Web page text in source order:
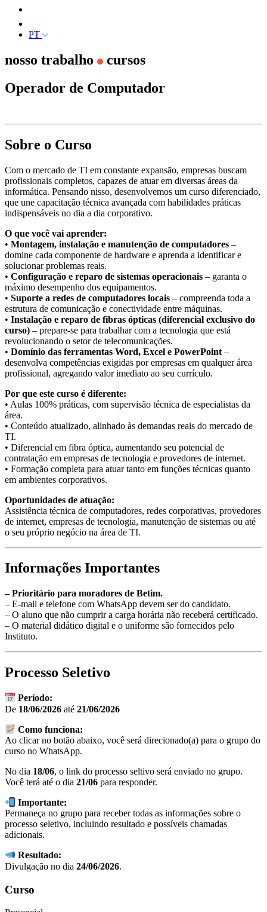
PT
nosso trabalho
cursos
Operador de Computador
Sobre o Curso
Com o mercado de TI em constante expansão, empresas buscam
profissionais completos, capazes de atuar em diversas áreas da
informática. Pensando nisso, desenvolvemos um curso diferenciado,
que une capacitação técnica avançada com habilidades práticas
indispensáveis no dia a dia corporativo.
O que você vai aprender:
• Montagem, instalação e manutenção de computadores –
domine cada componente de hardware e aprenda a identificar e
solucionar problemas reais.
• Configuração e reparo de sistemas operacionais – garanta o
máximo desempenho dos equipamentos.
• Suporte a redes de computadores locais – compreenda toda a
estrutura de comunicação e conectividade entre máquinas.
• Instalação e reparo de fibras ópticas (diferencial exclusivo do
curso) – prepare-se para trabalhar com a tecnologia que está
revolucionando o setor de telecomunicações.
• Domínio das ferramentas Word, Excel e PowerPoint –
desenvolva competências exigidas por empresas em qualquer área
profissional, agregando valor imediato ao seu currículo.
Por que este curso é diferente:
• Aulas 100% práticas, com supervisão técnica de especialistas da
área.
• Conteúdo atualizado, alinhado às demandas reais do mercado de
TI.
• Diferencial em fibra óptica, aumentando seu potencial de
contratação em empresas de tecnologia e provedores de internet.
• Formação completa para atuar tanto em funções técnicas quanto
em ambientes corporativos.
Oportunidades de atuação:
Assistência técnica de computadores, redes corporativas, provedores
de internet, empresas de tecnologia, manutenção de sistemas ou até
o seu próprio negócio na área de TI.
Informações Importantes
– Prioritário para moradores de Betim.
– E-mail e telefone com WhatsApp devem ser do candidato.
– O aluno que não cumprir a carga horária não receberá certificado.
– O material didático digital e o uniforme são fornecidos pelo
Instituto.
Processo Seletivo
Período:
De 18/06/2026 até 21/06/2026
Como funciona:
Ao clicar no botão abaixo, você será direcionado(a) para o grupo do
curso no WhatsApp.
No dia 18/06, o link do processo seltivo será enviado no grupo.
Você terá até o dia 21/06 para responder.
Importante:
Permaneça no grupo para receber todas as informações sobre o
processo seletivo, incluindo resultado e possíveis chamadas
adicionais.
Resultado:
Divulgação no dia 24/06/2026.
Curso